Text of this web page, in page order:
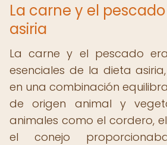
La carne y el
asiria
La carne y el pescado
esenciales de la dieta
en una combinación
de origen animal y
animales como el cordero,
el conejo